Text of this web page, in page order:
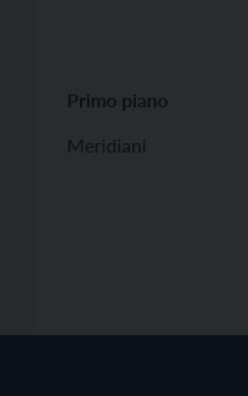
Primo piano
Meridiani